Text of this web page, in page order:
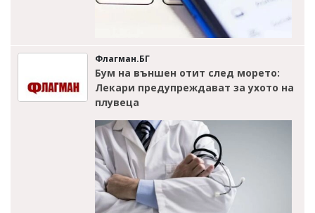
Флагман.БГ
Бум на външен отит след морето:
Лекари предупреждават за ухото на
плувеца